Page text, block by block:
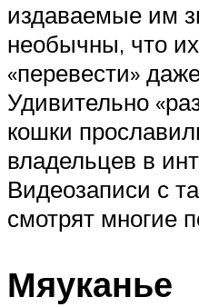
издаваемые им
необычны, что
«перевести»
Удивительно
кошки
владельцев в
Видеозаписи с
смотрят многие
Мяуканье